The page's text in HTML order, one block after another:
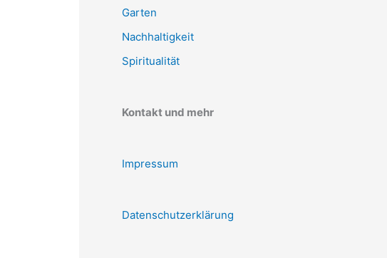
Garten
Nachhaltigkeit
Spiritualität
Kontakt und mehr
Impressum
Datenschutzerklärung